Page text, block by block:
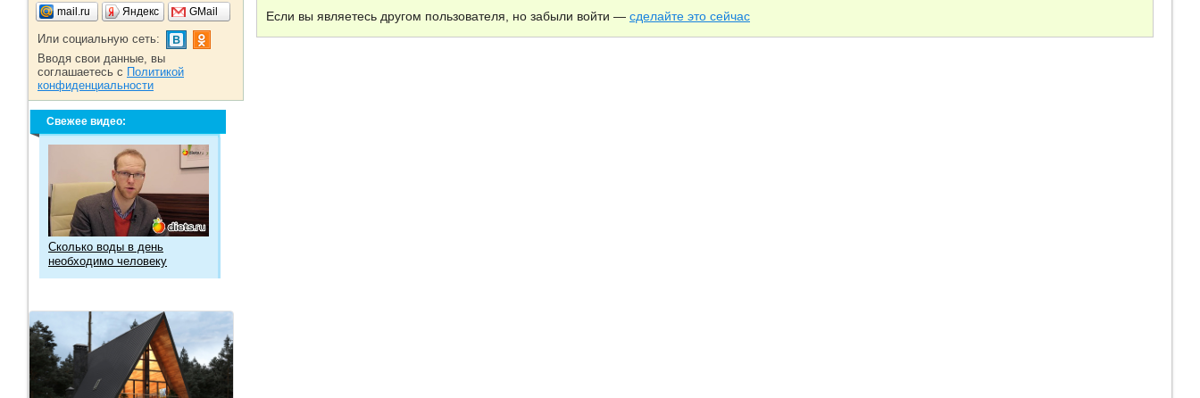
Если вы являетесь другом пользователя, но забыли войти — сделайте это сейчас
mail.ru Яндекс GMail
Или социальную сеть:
Вводя свои данные, вы
соглашаетесь с Политикой
конфиденциальности
Свежее видео:
Сколько воды в день
необходимо человеку